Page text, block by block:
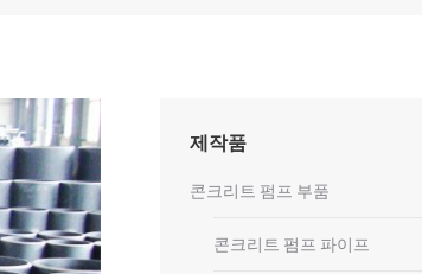
제작품
콘크리트 펌프 부품
콘크리트 펌프 파이프